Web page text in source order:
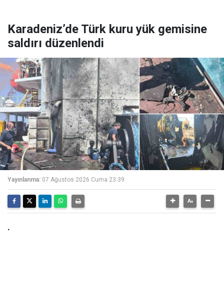
Karadeniz’de Türk kuru yük gemisine
saldırı düzenlendi
Yayınlanma: 07 Ağustos 2026 Cuma 23:39
.